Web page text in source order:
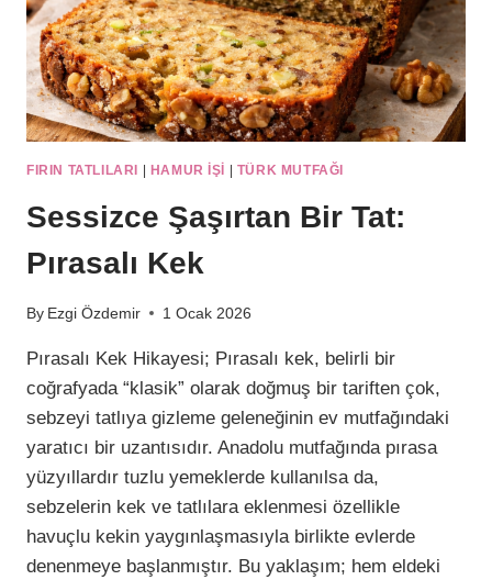
FIRIN TATLILARI HAMUR IŞI TÜRK MUTFAĞI
Sessizce Şaşırtan Bir Tat:
Pırasalı Kek
By Ezgi Özdemir 1 Ocak 2026
Pırasalı Kek Hikayesi; Pırasalı kek, belirli bir
coğrafyada “klasik” olarak doğmuş bir tariften çok,
sebzeyi tatlıya gizleme geleneğinin ev mutfağındaki
yaratıcı bir uzantısıdır. Anadolu mutfağında pırasa
yüzyıllardır tuzlu yemeklerde kullanılsa da,
sebzelerin kek ve tatlılara eklenmesi özellikle
havuçlu kekin yaygınlaşmasıyla birlikte evlerde
denenmeye başlanmıştır. Bu yaklaşım; hem eldeki